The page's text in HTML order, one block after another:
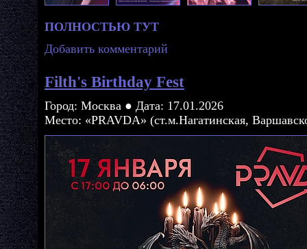
ПОЛНОСТЬЮ ТУТ
Добавить комментарий
Filth's Birthday Fest
Город: Москва ● Дата: 17.01.2026
Место: «PRAVDA» (ст.м.Нагатинская,